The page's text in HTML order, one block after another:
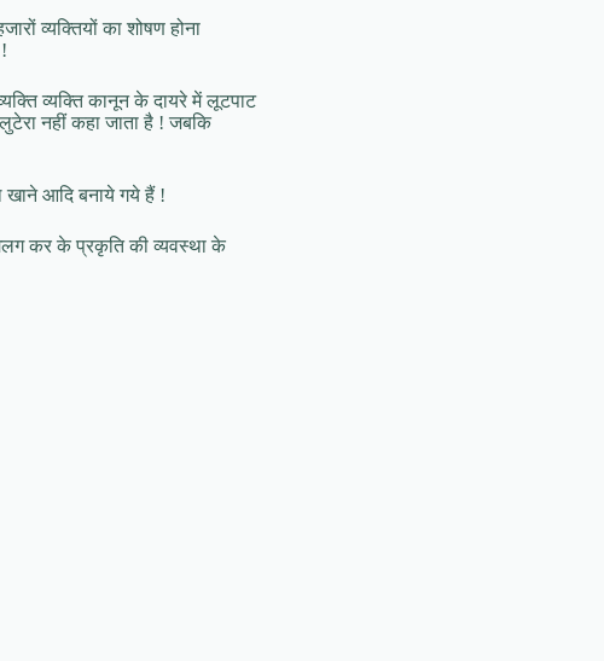
व्यक्तियों का शोषण होना
व्यक्ति कानून के दायरे में लूटपाट
नहीं कहा जाता है ! जबकि
खाने आदि बनाये गये हैं !
कर के प्रकृति की व्यवस्था के